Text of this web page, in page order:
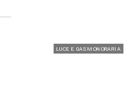
LUCE E GAS MONORARIA